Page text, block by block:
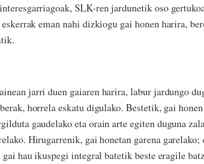
SLK-ren jardunetik oso
eman nahi dizkiogu gai honen harira,
jarri duen gaiaren harira, labur jardungo
horrela eskatu digulako. Bestetik, gai
gaudelako eta orain arte egiten duguna
Hirugarrenik, gai honetan garena garelako;
hau ikuspegi integral batetik beste eragile